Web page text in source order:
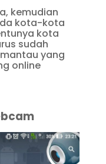
kemudian
kota-kota
kota
sudah
yang
online